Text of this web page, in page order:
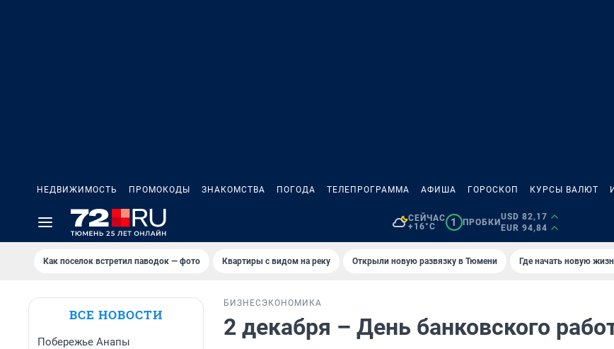
НЕДВИЖИМОСТЬ ПРОМОКОДЫ ЗНАКОМСТВА ПОГОДА ТЕЛЕПРОГРАММА АФИША ГОРОСКОП КУРСЫ ВАЛЮТ
СЕЙЧАС
+16°C
1 ПРОБКИ
USD 82,17
EUR 94,84
Как поселок встретил паводок — фото Квартиры с видом на реку Открыли новую развязку в Тюмени Где начать новую
ВСЕ НОВОСТИ
Побережье Анапы
БИЗНЕС ЭКОНОМИКА
2 декабря – День банковского